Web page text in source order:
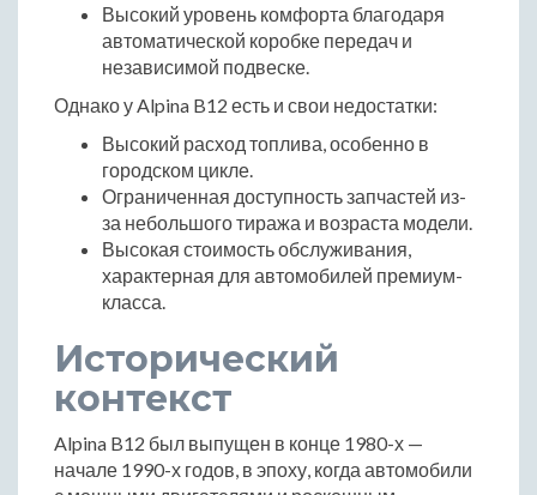
Высокий уровень комфорта благодаря
автоматической коробке передач и
независимой подвеске.
Однако у Alpina B12 есть и свои недостатки:
Высокий расход топлива, особенно в
городском цикле.
Ограниченная доступность запчастей из-
за небольшого тиража и возраста модели.
Высокая стоимость обслуживания,
характерная для автомобилей премиум-
класса.
Исторический
контекст
Alpina B12 был выпущен в конце 1980-х —
начале 1990-х годов, в эпоху, когда автомобили